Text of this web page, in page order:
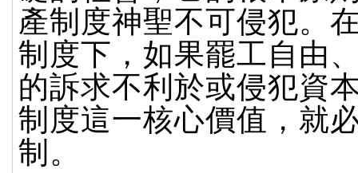
產制度神聖不可侵犯。
制度下，如果罷工自由
的訴求不利於或侵犯資
制度這一核心價值，就
制。